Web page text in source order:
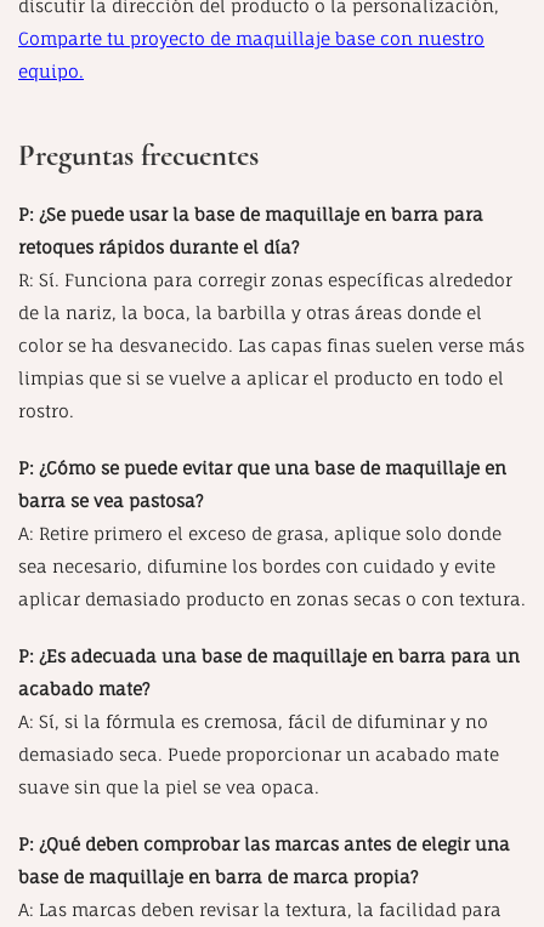
discutir la dirección del producto o la personalización,
Comparte tu proyecto de maquillaje base con nuestro
equipo.
Preguntas frecuentes
P: ¿Se puede usar la base de maquillaje en barra para
retoques rápidos durante el día?
R: Sí. Funciona para corregir zonas específicas alrededor
de la nariz, la boca, la barbilla y otras áreas donde el
color se ha desvanecido. Las capas finas suelen verse más
limpias que si se vuelve a aplicar el producto en todo el
rostro.
P: ¿Cómo se puede evitar que una base de maquillaje en
barra se vea pastosa?
A: Retire primero el exceso de grasa, aplique solo donde
sea necesario, difumine los bordes con cuidado y evite
aplicar demasiado producto en zonas secas o con textura.
P: ¿Es adecuada una base de maquillaje en barra para un
acabado mate?
A: Sí, si la fórmula es cremosa, fácil de difuminar y no
demasiado seca. Puede proporcionar un acabado mate
suave sin que la piel se vea opaca.
P: ¿Qué deben comprobar las marcas antes de elegir una
base de maquillaje en barra de marca propia?
A: Las marcas deben revisar la textura, la facilidad para